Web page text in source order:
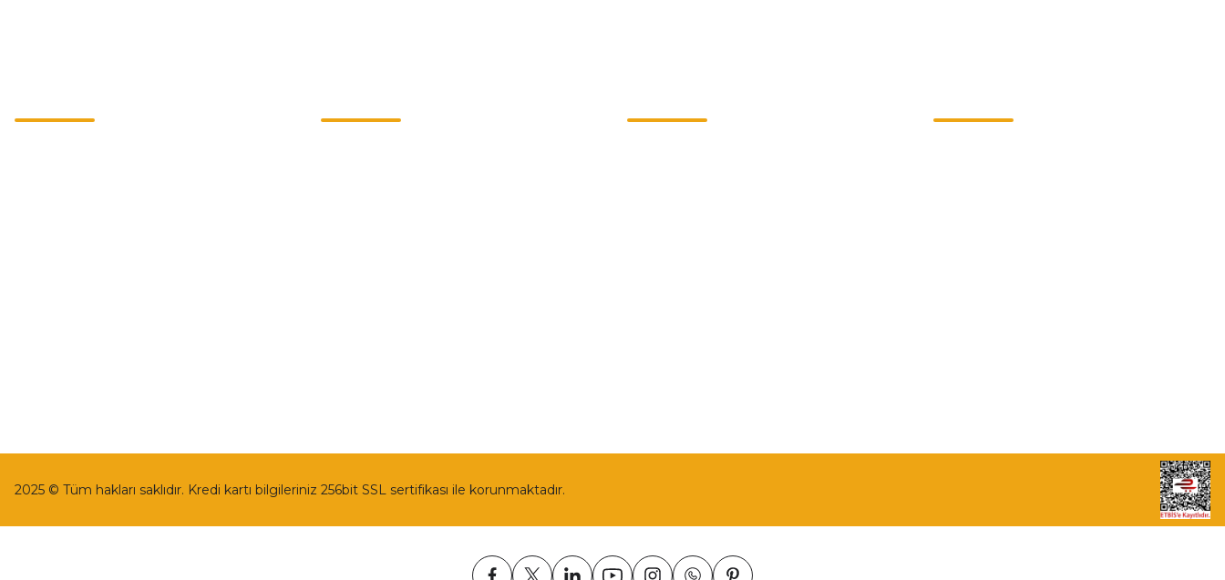
2025 © Tüm hakları saklıdır. Kredi kartı bilgileriniz 256bit SSL sertifikası ile korunmaktadır.